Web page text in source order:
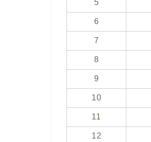
5
6
7
8
9
10
11
12